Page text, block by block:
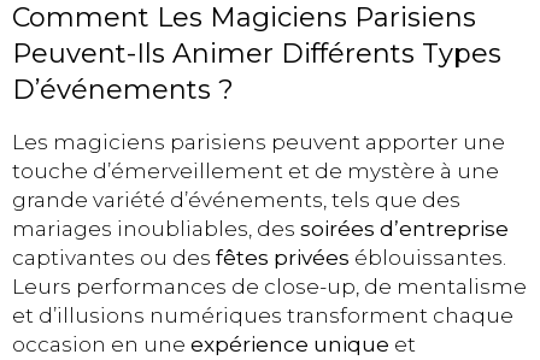
Comment Les Magiciens Parisiens
Peuvent-Ils Animer Différents Types
D’événements ?
Les magiciens parisiens peuvent apporter une
touche d’émerveillement et de mystère à une
grande variété d’événements, tels que des
mariages inoubliables, des soirées d’entreprise
captivantes ou des fêtes privées éblouissantes.
Leurs performances de close-up, de mentalisme
et d’illusions numériques transforment chaque
occasion en une expérience unique et